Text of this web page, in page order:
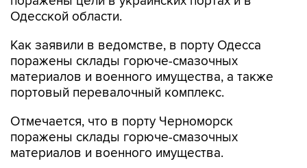
Как заявили в ведомстве, в порту Одесса
материалов и военного имущества, а также
портовый перевалочный комплекс.
Отмечается, что в порту Черноморск
материалов и военного имущества.
Ведомство сообщило, что в населенных